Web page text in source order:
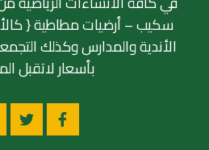
سكيب – أرضيات مطاطية {
الأندية والمدارس وكذلك
بأسعار لاتقبل